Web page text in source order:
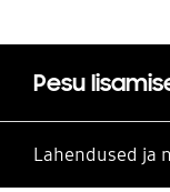
Lahendused ja